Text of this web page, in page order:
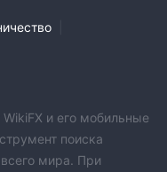
и его мобильные
поиска
мира. При